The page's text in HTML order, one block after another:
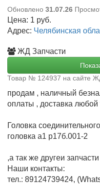
Обновлено 31.07.26
Цена: 1 руб.
Адрес: Челябинская
ЖД Запчасти
Товар № 124937 на сайте
продам , наличный
оплаты , доставка
Головка
головка а1 р17б.001-2
,а так же другеи
Наши контакты:
тел.: 89124739424,